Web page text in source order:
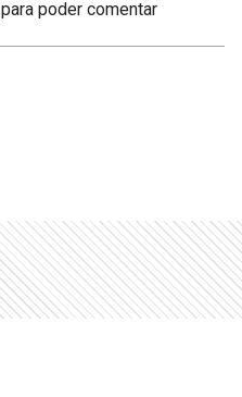
para poder comentar